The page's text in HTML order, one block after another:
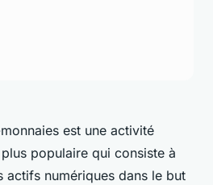
est une activité
populaire qui consiste à
actifs numériques dans le but